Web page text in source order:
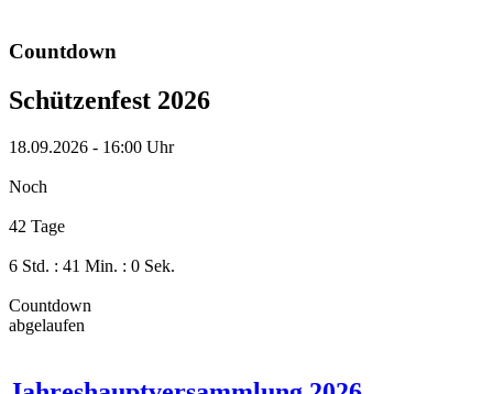
Countdown
Schützenfest 2026
18.09.2026 - 16:00 Uhr
Noch
42 Tage
6 Std. : 41 Min. : 0 Sek.
Countdown
abgelaufen